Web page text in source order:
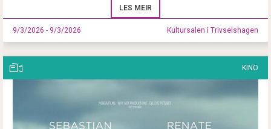
LES MEIR
9/3/2026 - 9/3/2026 Kultursalen i Trivselshagen
KINO